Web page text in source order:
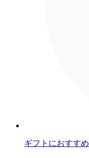
ギフトにおすすめ